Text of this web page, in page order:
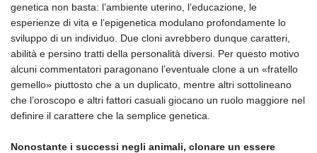
genetica non basta: l’ambiente uterino, l’educazione, le
esperienze di vita e l’epigenetica modulano profondamente lo
sviluppo di un individuo. Due cloni avrebbero dunque caratteri,
abilità e persino tratti della personalità diversi. Per questo motivo
alcuni commentatori paragonano l’eventuale clone a un «fratello
gemello» piuttosto che a un duplicato, mentre altri sottolineano
che l’oroscopo e altri fattori casuali giocano un ruolo maggiore nel
definire il carattere che la semplice genetica.
Nonostante i successi negli animali, clonare un essere